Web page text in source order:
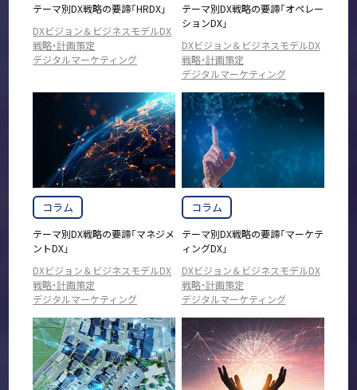
テーマ別DX戦略の要諦「HRDX」
DXビジョン＆ビジネスモデルDX
戦略・計画策定
デジタルマーケティング
テーマ別DX戦略の要諦「オペレー
ションDX」
DXビジョン＆ビジネスモデルDX
戦略・計画策定
デジタルマーケティング
コラム
テーマ別DX戦略の要諦「マネジメ
ントDX」
DXビジョン＆ビジネスモデルDX
戦略・計画策定
デジタルマーケティング
コラム
テーマ別DX戦略の要諦「マーケテ
ィングDX」
DXビジョン＆ビジネスモデルDX
戦略・計画策定
デジタルマーケティング